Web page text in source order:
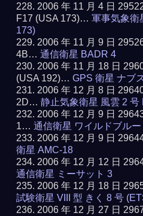
2006 年 11 月 4 日
F17 (USA 173)…軍事気象衛
173)
2006 年 11 月 9 日
4B…通信衛星 BADR 4
2006 年 11 月 18 日
(USA 192)…GPS 衛星 ナブ
2006 年 12 月 8 日
2D…静止気象衛星 風雲 2 号
2006 年 12 月 9 日
1…通信衛星 ワイルドブルー
2006 年 12 月 9 日
衛星 AMC-18
2006 年 12 月 12 日
通信衛星 ミーサット 3
2006 年 12 月 18 日
試験衛星 VIII 型 きく 8 号
2006 年 12 月 27 日